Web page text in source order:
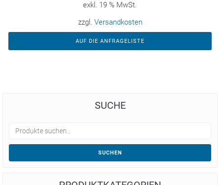
exkl. 19 % MwSt.
zzgl. Versandkosten
AUF DIE ANFRAGELISTE
SUCHE
SUCHEN